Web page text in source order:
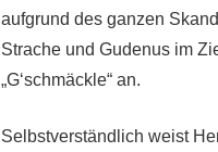
aufgrund des ganzen
Strache und Gudenus im
„G‘schmäckle“ an.
Selbstverständlich weist